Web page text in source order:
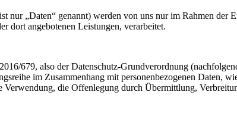
nur „Daten“ genannt) werden von uns nur im Rahmen
dort angebotenen Leistungen, verarbeitet.
679, also der Datenschutz-Grundverordnung
im Zusammenhang mit personenbezogenen Daten,
Verwendung, die Offenlegung durch Übermittlung,